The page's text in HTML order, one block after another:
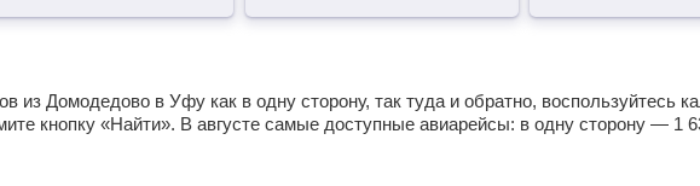
из Домодедово в Уфу как в одну сторону, так туда и обратно, воспользуйтесь
кнопку «Найти». В августе самые доступные авиарейсы: в одну сторону — 1